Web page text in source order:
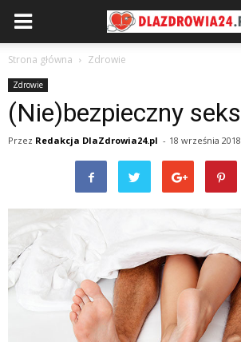
Strona główna Zdrowie
Zdrowie
(Nie)bezpieczny seks
Przez Redakcja DlaZdrowia24.pl - 18 września 2018